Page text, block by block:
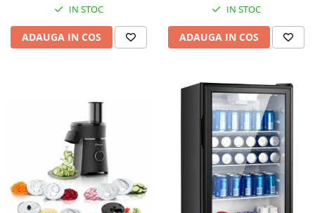
IN STOC
ADAUGA IN COS
IN STOC
ADAUGA IN COS